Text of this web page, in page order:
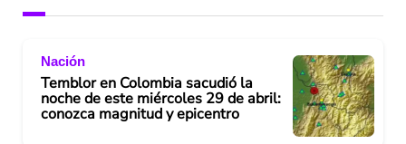
Nación
Temblor en Colombia sacudió la
noche de este miércoles 29 de abril:
conozca magnitud y epicentro